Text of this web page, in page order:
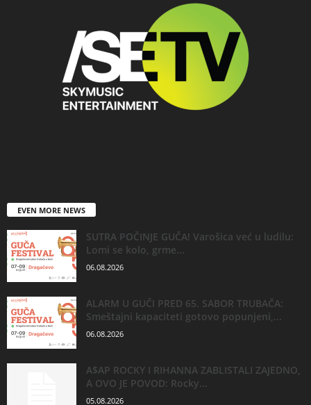
EVEN MORE NEWS
SUTRA POČINJE GUČA! Varošica već u ludilu:
Lomi se kolo, grme...
06.08.2026
ALARM U GUČI PRED 65. SABOR TRUBAČA:
Smeštajni kapaciteti gotovo popunjeni,...
06.08.2026
A$AP ROCKY I RIHANNA ZABLISTALI ZAJEDNO,
A OVO JE POVOD: Rocky...
05.08.2026